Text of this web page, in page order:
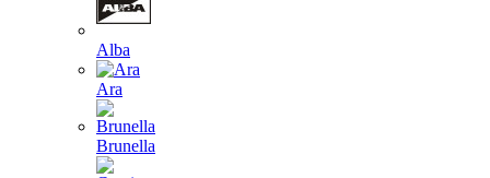
Alba
Ara
Brunella